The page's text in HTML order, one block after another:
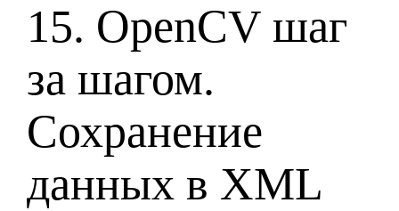
15. OpenCV шаг
за шагом.
Сохранение
данных в XML